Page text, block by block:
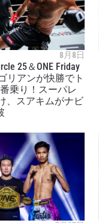
8月8日
25＆ONE Friday
リアンが快勝でト
乗り！スーパレ
、スアキムがナビ